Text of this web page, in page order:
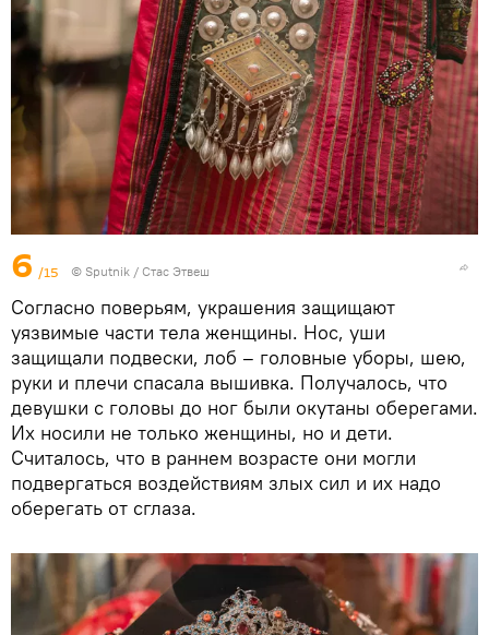
6 /15 © Sputnik / Стас Этвеш
Согласно поверьям, украшения защищают
уязвимые части тела женщины. Нос, уши
защищали подвески, лоб – головные уборы, шею,
руки и плечи спасала вышивка. Получалось, что
девушки с головы до ног были окутаны оберегами.
Их носили не только женщины, но и дети.
Считалось, что в раннем возрасте они могли
подвергаться воздействиям злых сил и их надо
оберегать от сглаза.